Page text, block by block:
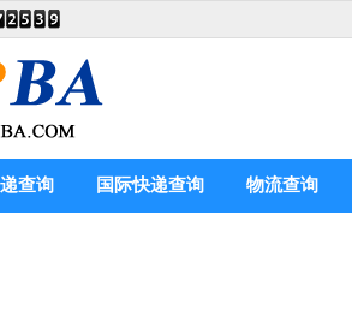
查询 国际快递查询 物流查询